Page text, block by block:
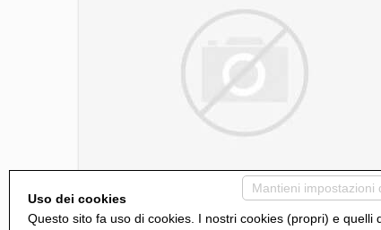
Mantieni impostazioni
Uso dei cookies
Questo sito fa uso di cookies. I nostri cookies (propri) e quelli